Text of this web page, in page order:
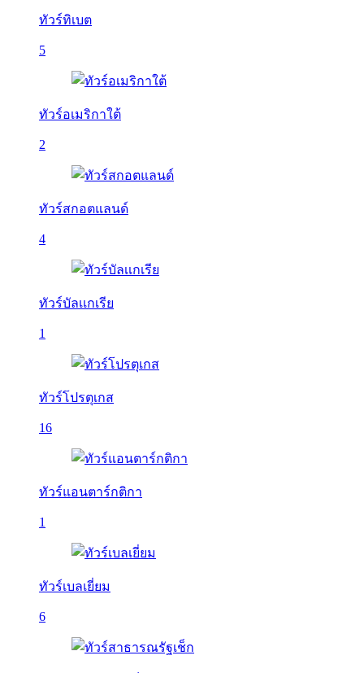
ทัวร์ทิเบต
5
ทัวร์อเมริกาใต้
2
ทัวร์สกอตแลนด์
4
ทัวร์บัลเเกเรีย
1
ทัวร์โปรตุเกส
16
ทัวร์แอนตาร์กติกา
1
ทัวร์เบลเยี่ยม
6